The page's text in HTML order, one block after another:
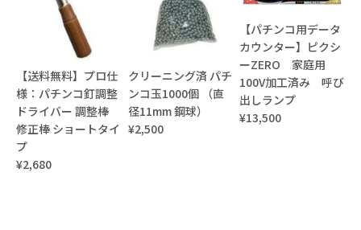
【送料無料】プロ仕
様：パチンコ釘調整
ドライバー 調整棒
修正棒 ショートタイ
プ
¥2,680
クリーニング済 パチ
ンコ玉1000個 （直
径11mm 鋼球）
¥2,500
【パチンコ用データ
カウンター】ピクシ
ーZERO 家庭用
100V加工済み 呼び
出しランプ
¥13,500